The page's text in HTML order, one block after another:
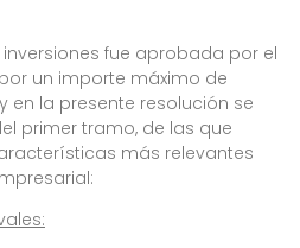
fue aprobada por el
un importe máximo de
en la presente resolución se
primer tramo, de las que
más relevantes